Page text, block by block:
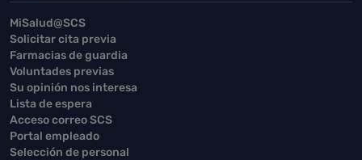
MiSalud@SCS
Solicitar cita previa
Farmacias de guardia
Voluntades previas
Su opinión nos interesa
Lista de espera
Acceso correo SCS
Portal empleado
Selección de personal